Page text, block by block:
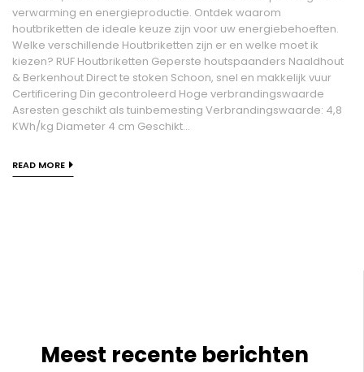
verwarming en energieproductie. Ontdek waarom
houtbriketten de ideale keuze zijn voor uw energiebehoeften.
Welke verschillende Houtbriketten zijn er en welke moet ik
kiezen? RUF Houtbriketten Geperste houtspaanders Naaldhout
& Berkenhout Direct te stoken Schoon, snel en makkelijk vuur
Certificering Din gecontroleerd Hoge verbrandingswaarde
Asresten geschikt als tuinbemesting Verbrandingswaarde: 4,8
KWh/kg Diameter 4 cm Geschikt...
READ MORE
Meest recente berichten